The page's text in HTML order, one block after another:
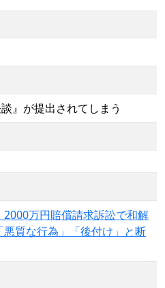
』が提出されてしまう
万円賠償請求訴訟で和解
質な行為」「後付け」と断